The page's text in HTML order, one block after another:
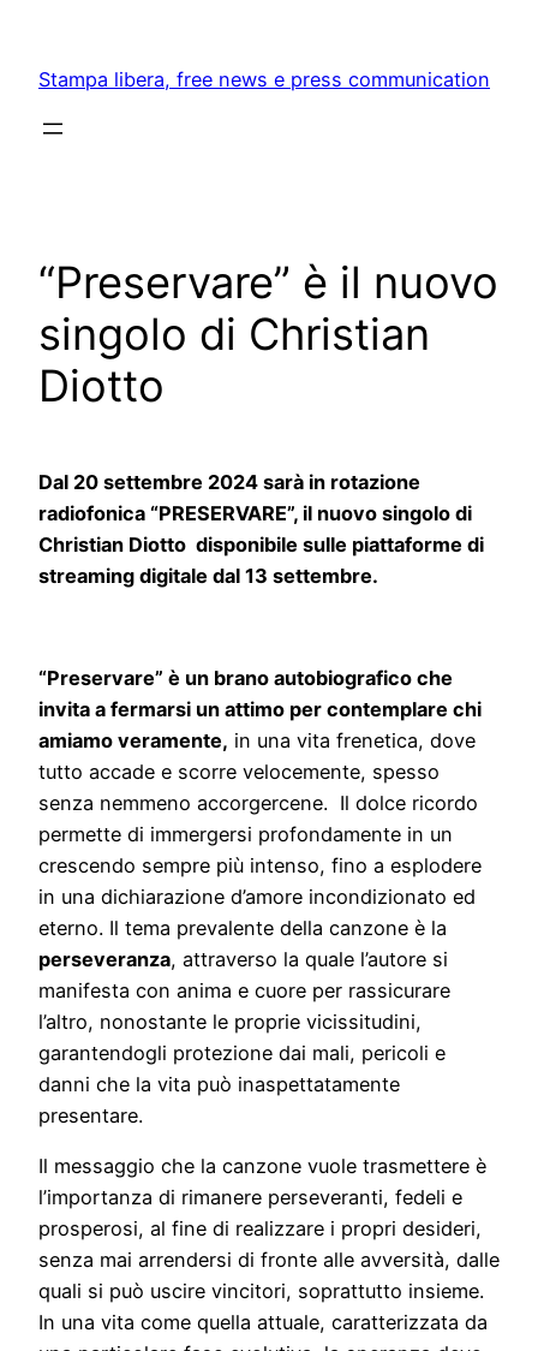
content
Stampa libera, free news e press communication
“Preservare” è il nuovo
singolo di Christian
Diotto
Dal 20 settembre 2024 sarà in rotazione
radiofonica “PRESERVARE”, il nuovo singolo di
Christian Diotto disponibile sulle piattaforme di
streaming digitale dal 13 settembre.
“Preservare” è un brano autobiografico che
invita a fermarsi un attimo per contemplare chi
amiamo veramente, in una vita frenetica, dove
tutto accade e scorre velocemente, spesso
senza nemmeno accorgercene. Il dolce ricordo
permette di immergersi profondamente in un
crescendo sempre più intenso, fino a esplodere
in una dichiarazione d’amore incondizionato ed
eterno. Il tema prevalente della canzone è la
perseveranza, attraverso la quale l’autore si
manifesta con anima e cuore per rassicurare
l’altro, nonostante le proprie vicissitudini,
garantendogli protezione dai mali, pericoli e
danni che la vita può inaspettatamente
presentare.
Il messaggio che la canzone vuole trasmettere è
l’importanza di rimanere perseveranti, fedeli e
prosperosi, al fine di realizzare i propri desideri,
senza mai arrendersi di fronte alle avversità, dalle
quali si può uscire vincitori, soprattutto insieme.
In una vita come quella attuale, caratterizzata da